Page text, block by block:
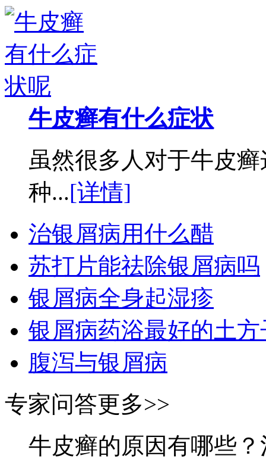
牛皮癣有什么症状
虽然很多人对于牛皮
种...[详情]
治银屑病用什么醋
苏打片能祛除银屑病吗
银屑病全身起湿疹
银屑病药浴最好的土方
腹泻与银屑病
专家问答更多>>
牛皮癣的原因有哪些